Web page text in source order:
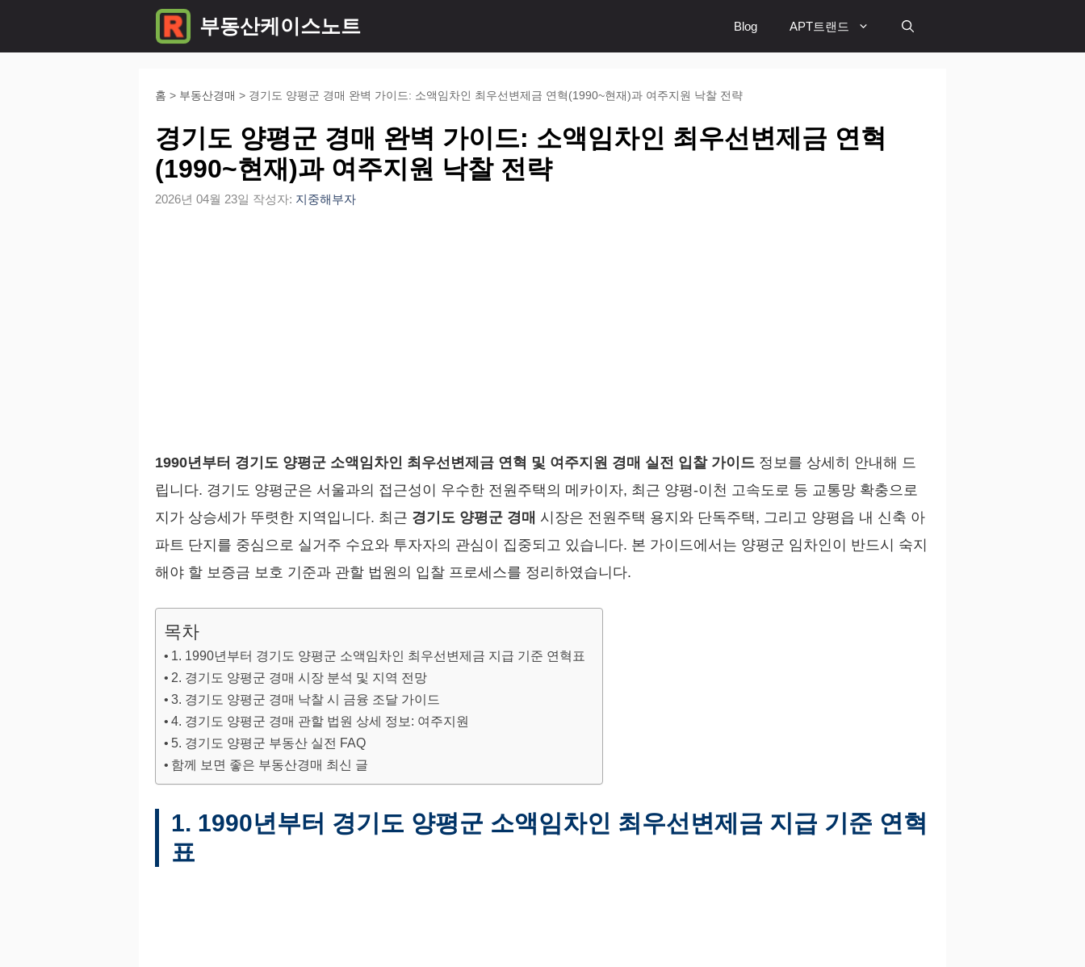
부동산케이스노트 Blog APT트랜드
홈 > 부동산경매 > 경기도 양평군 경매 완벽 가이드: 소액임차인 최우선변제금 연혁(1990~현재)과 여주지원 낙찰 전략
경기도 양평군 경매 완벽 가이드: 소액임차인 최우선변제금 연혁
(1990~현재)과 여주지원 낙찰 전략
2026년 04월 23일 작성자: 지중해부자
1990년부터 경기도 양평군 소액임차인 최우선변제금 연혁 및 여주지원 경매 실전 입찰 가이드 정보를 상세히 안내해 드
립니다. 경기도 양평군은 서울과의 접근성이 우수한 전원주택의 메카이자, 최근 양평-이천 고속도로 등 교통망 확충으로
지가 상승세가 뚜렷한 지역입니다. 최근 경기도 양평군 경매 시장은 전원주택 용지와 단독주택, 그리고 양평읍 내 신축 아
파트 단지를 중심으로 실거주 수요와 투자자의 관심이 집중되고 있습니다. 본 가이드에서는 양평군 임차인이 반드시 숙지
해야 할 보증금 보호 기준과 관할 법원의 입찰 프로세스를 정리하였습니다.
목차
1. 1990년부터 경기도 양평군 소액임차인 최우선변제금 지급 기준 연혁표
2. 경기도 양평군 경매 시장 분석 및 지역 전망
3. 경기도 양평군 경매 낙찰 시 금융 조달 가이드
4. 경기도 양평군 경매 관할 법원 상세 정보: 여주지원
5. 경기도 양평군 부동산 실전 FAQ
함께 보면 좋은 부동산경매 최신 글
1. 1990년부터 경기도 양평군 소액임차인 최우선변제금 지급 기준 연혁
표